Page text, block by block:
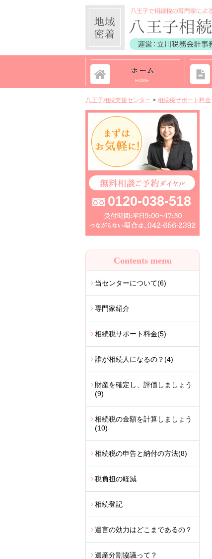
八王子相続支援センター > 相続税サポート料金
0120-038-518
Contents menu
当センターについて(6)
専門家紹介
相続税サポート料金(5)
誰が相続人になるの？(4)
財産を確定し、評価しましょう
(9)
相続税の金額を計算しましょう
(10)
相続税の申告と納付の方法(8)
税負担の軽減
相続登記
遺言の効力はどこまであるの？
遺産分割協議って？